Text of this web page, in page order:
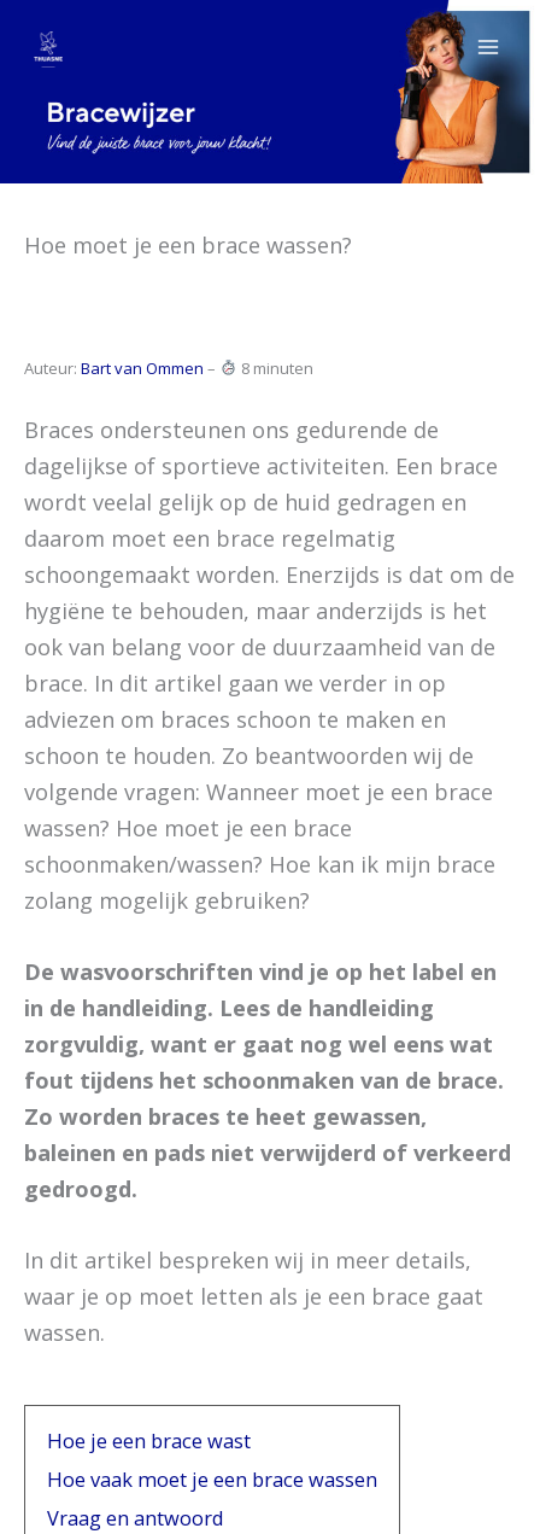
naar
inhoud
Hoe moet je een brace wassen?
Auteur: Bart van Ommen – 8 minuten
Braces ondersteunen ons gedurende de
dagelijkse of sportieve activiteiten. Een brace
wordt veelal gelijk op de huid gedragen en
daarom moet een brace regelmatig
schoongemaakt worden. Enerzijds is dat om de
hygiëne te behouden, maar anderzijds is het
ook van belang voor de duurzaamheid van de
brace. In dit artikel gaan we verder in op
adviezen om braces schoon te maken en
schoon te houden. Zo beantwoorden wij de
volgende vragen: Wanneer moet je een brace
wassen? Hoe moet je een brace
schoonmaken/wassen? Hoe kan ik mijn brace
zolang mogelijk gebruiken?
De wasvoorschriften vind je op het label en
in de handleiding. Lees de handleiding
zorgvuldig, want er gaat nog wel eens wat
fout tijdens het schoonmaken van de brace.
Zo worden braces te heet gewassen,
baleinen en pads niet verwijderd of verkeerd
gedroogd.
In dit artikel bespreken wij in meer details,
waar je op moet letten als je een brace gaat
wassen.
Hoe je een brace wast
Hoe vaak moet je een brace wassen
Vraag en antwoord